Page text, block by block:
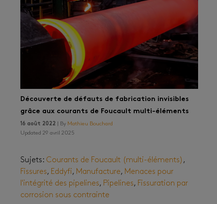
Découverte de défauts de fabrication invisibles
grâce aux courants de Foucault multi-éléments
16 août 2022 | By Mathieu Bouchard
Updated 29 avril 2025
Sujets: Courants de Foucault (multi-éléments) ,
Fissures, Eddyfi, Manufacture, Menaces pour
l'intégrité des pipelines, Pipelines, Fissuration par
corrosion sous contrainte